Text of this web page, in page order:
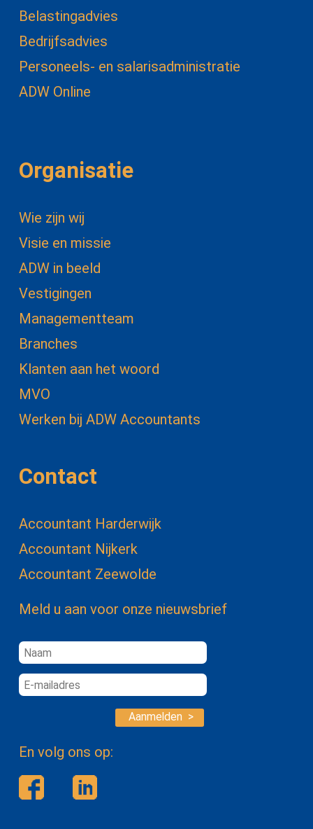
Belastingadvies
Bedrijfsadvies
Personeels- en salarisadministratie
ADW Online
Organisatie
Wie zijn wij
Visie en missie
ADW in beeld
Vestigingen
Managementteam
Branches
Klanten aan het woord
MVO
Werken bij ADW Accountants
Contact
Accountant Harderwijk
Accountant Nijkerk
Accountant Zeewolde
Meld u aan voor onze nieuwsbrief
Aanmelden >
En volg ons op: